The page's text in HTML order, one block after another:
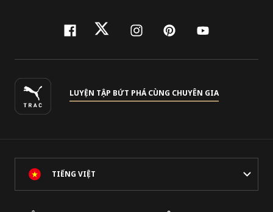
facebook
twitterinstagram
pinterest
youtube
LUYỆN TẬP BỨT PHÁ CÙNG CHUYÊN GIA
TIẾNG VIỆT